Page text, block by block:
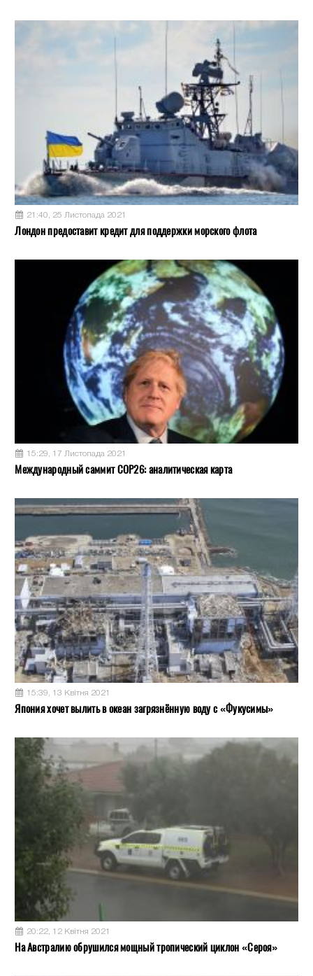
21:40, 25 Листопада 2021
Лондон предоставит кредит для поддержки морского флота
15:29, 17 Листопада 2021
Международный саммит COP26: аналитическая карта
15:39, 13 Квітня 2021
Япония хочет вылить в океан загрязнённую воду с «Фукусимы»
20:22, 12 Квітня 2021
На Австралию обрушился мощный тропический циклон «Сероя»